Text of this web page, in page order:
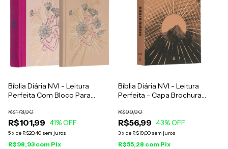
Bíblia Diária NVI - Leitura
Perfeita Com Bloco Para
Coração Florido
R$101,99
R$173,90
41% OFF
5x de R$20,40 sem juros
R$98,93 com Pix
Bíblia Diária NVI - Leitura
Perfeita - Capa Brochura
R$56,99
R$99,90
43% OFF
3x de R$19,00 sem juros
R$55,28 com Pix